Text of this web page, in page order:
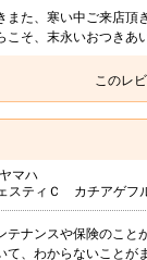
また、寒い中ご来店
そ、末永いおつきあ
このレ
ヤマハ
スティＣ カチアゲフ
テナンスや保険のこ
、わからないことが